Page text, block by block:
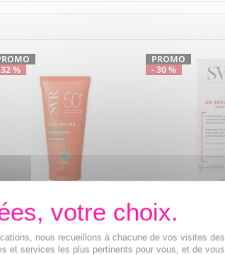
%
PROMO
- 30 %
50ml
SVR Ak Secure
peaux
tube 50ml
nous recueillons à chacune de vos visites
et services les plus pertinents pour vous, et de